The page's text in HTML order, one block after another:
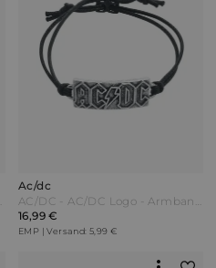
Ac/dc
AC/DC - AC/DC Logo - Armband - schwarz
16,99 €
EMP | Versand: 5,99 €